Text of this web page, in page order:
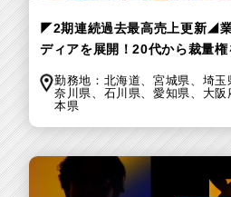
◤2期連続過去最高売上更新◢
ディアを展開！20代から裁量権
勤務地： 北海道、宮城県、 埼玉
奈川県、 石川県、愛知県、 大阪
本県